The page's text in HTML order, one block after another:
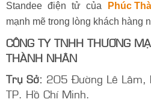
Standee điện tử của
Phúc
mạnh mẽ trong lòng khách hàng
CÔNG TY TNHH THƯƠNG
THÀNH NHÂN
Trụ Sở: 205 Đường Lê Lâm,
TP. Hồ Chí Minh.